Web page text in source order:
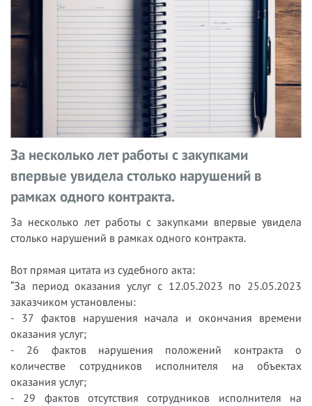
За несколько лет работы с закупками
впервые увидела столько нарушений в
рамках одного контракта.
За несколько лет работы с закупками впервые увидела
столько нарушений в рамках одного контракта.
Вот прямая цитата из судебного акта:
“За период оказания услуг с 12.05.2023 по 25.05.2023
заказчиком установлены:
- 37 фактов нарушения начала и окончания времени
оказания услуг;
- 26 фактов нарушения положений контракта о
количестве сотрудников исполнителя на объектах
оказания услуг;
- 29 фактов отсутствия сотрудников исполнителя на